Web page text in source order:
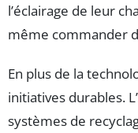
l’éclairage de leur
même commander
En plus de la
initiatives durables.
systèmes de